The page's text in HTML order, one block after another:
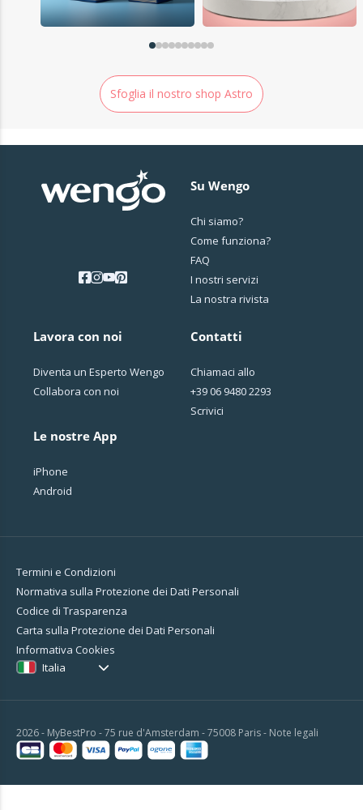
Sfoglia il nostro shop Astro
Su Wengo
Chi siamo?
Come funziona?
FAQ
I nostri servizi
La nostra rivista
Lavora con noi
Diventa un Esperto Wengo
Collabora con noi
Le nostre App
iPhone
Android
Contatti
Chiamaci allo
+39 06 9480 2293
Scrivici
Termini e Condizioni
Normativa sulla Protezione dei Dati Personali
Codice di Trasparenza
Carta sulla Protezione dei Dati Personali
Informativa Cookies
Italia
2026 - MyBestPro - 75 rue d'Amsterdam - 75008 Paris - Note legali